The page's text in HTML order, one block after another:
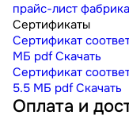
прайс-лист
Сертификаты
Сертификат
МБ pdf Скачать
Сертификат
5.5 МБ pdf Скачать
Оплата и